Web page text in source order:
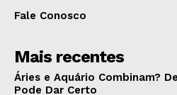
Fale Conosco
Mais recentes
Áries e Aquário Combinam?
Pode Dar Certo